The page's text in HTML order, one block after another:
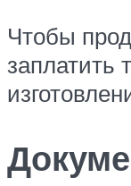
Чтобы
заплатить